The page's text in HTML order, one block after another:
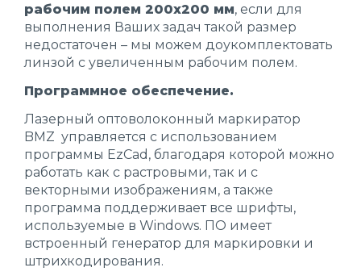
рабочим полем 200х200 мм, если для
выполнения Ваших задач такой размер
недостаточен – мы можем доукомплектовать
линзой с увеличенным рабочим полем.
Программное обеспечение.
Лазерный оптоволоконный маркиратор
BMZ управляется с использованием
программы EzСad, благодаря которой можно
работать как с растровыми, так и с
векторными изображениям, а также
программа поддерживает все шрифты,
используемые в Windows. ПО имеет
встроенный генератор для маркировки и
штрихкодирования.